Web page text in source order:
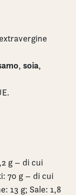
, soia,
g – di cui
70 g – di cui
13 g; Sale: 1,8